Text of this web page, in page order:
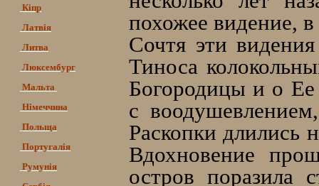
Кіпр
Латвія
Литва
Люксембург
Мальта
Німеччина
Польща
Португалія
Румунія
похожее видение,
Сочтя эти
Тиноса
Богородицы и о Ее
с
Раскопки длились
Вдохновение
остров поразила